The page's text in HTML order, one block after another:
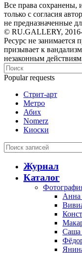
Все права сохранены,
только с согласия
не предназначенные
© RU.GALLERY,
Ресурс не занимается
призывает к
незаконным
Popular requests
Стрит-арт
Метро
Абих
Nomerz
Киоски
Журнал
Каталог
Анна
Саша